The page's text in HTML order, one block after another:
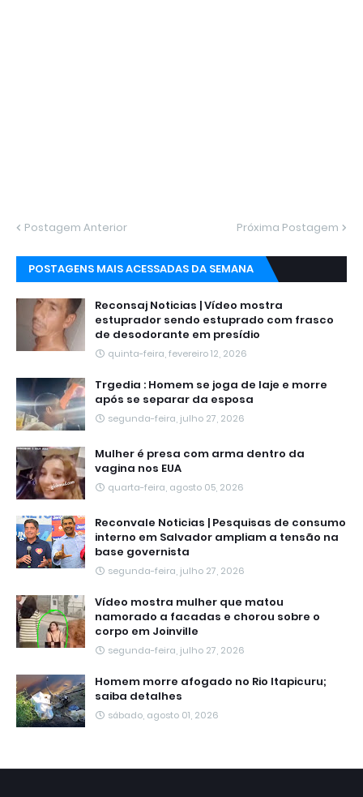
Postagem Anterior Próxima Postagem
POSTAGENS MAIS ACESSADAS DA SEMANA
Reconsaj Noticias | Vídeo mostra
estuprador sendo estuprado com frasco
de desodorante em presídio
quinta-feira, fevereiro 12, 2026
Trgedia : Homem se joga de laje e morre
após se separar da esposa
segunda-feira, julho 27, 2026
Mulher é presa com arma dentro da
vagina nos EUA
quarta-feira, agosto 05, 2026
Reconvale Noticias | Pesquisas de consumo
interno em Salvador ampliam a tensão na
base governista
segunda-feira, julho 27, 2026
Vídeo mostra mulher que matou
namorado a facadas e chorou sobre o
corpo em Joinville
segunda-feira, julho 27, 2026
Homem morre afogado no Rio Itapicuru;
saiba detalhes
sábado, agosto 01, 2026